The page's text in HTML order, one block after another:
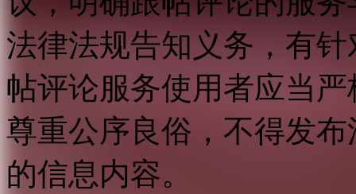
法律法规告知义务，有
帖评论服务使用者应当
尊重公序良俗，不得发
的信息内容。